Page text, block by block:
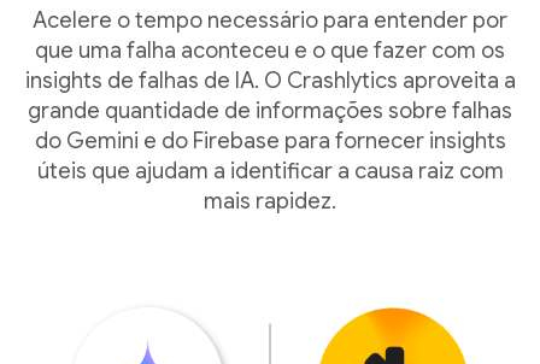
Acelere o tempo necessário para entender por
que uma falha aconteceu e o que fazer com os
insights de falhas de IA. O Crashlytics aproveita a
grande quantidade de informações sobre falhas
do Gemini e do Firebase para fornecer insights
úteis que ajudam a identificar a causa raiz com
mais rapidez.